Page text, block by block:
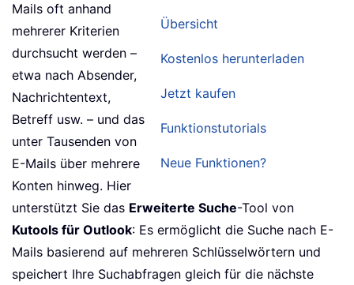
Übersicht
Kostenlos herunterladen
Jetzt kaufen
Funktionstutorials
Neue Funktionen?
Mails oft anhand
mehrerer Kriterien
durchsucht werden –
etwa nach Absender,
Nachrichtentext,
Betreff usw. – und das
unter Tausenden von
E-Mails über mehrere
Konten hinweg. Hier
unterstützt Sie das Erweiterte Suche-Tool von
Kutools für Outlook: Es ermöglicht die Suche nach E-
Mails basierend auf mehreren Schlüsselwörtern und
speichert Ihre Suchabfragen gleich für die nächste